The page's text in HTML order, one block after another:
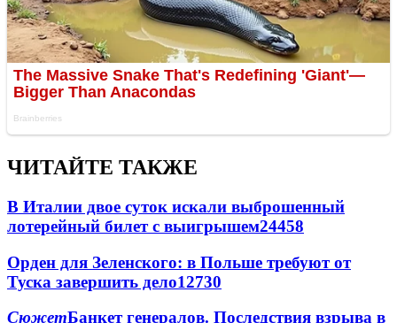
ЧИТАЙТЕ ТАКЖЕ
В Италии двое суток искали выброшенный
лотерейный билет с выигрышем24458
Орден для Зеленского: в Польше требуют от
Туска завершить дело12730
СюжетБанкет генералов. Последствия взрыва в